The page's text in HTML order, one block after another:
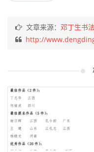
文章来源： 邓丁生书
http://